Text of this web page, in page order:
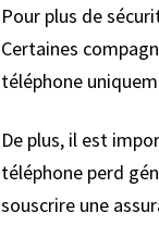
Pour plus de
Certaines
téléphone
De plus, il est
téléphone perd
souscrire une